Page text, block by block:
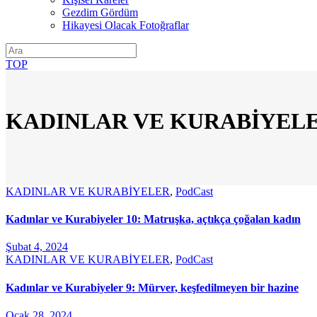
Gezdim Gördüm
Hikayesi Olacak Fotoğraflar
TOP
KADINLAR VE
KADINLAR VE KURABİYELER, PodCast
Kadınlar ve Kurabiyeler 10: Matruşka, açtıkça çoğalan kadın
Şubat 4, 2024
KADINLAR VE KURABİYELER, PodCast
Kadınlar ve Kurabiyeler 9: Mürver, keşfedilmeyen bir hazine